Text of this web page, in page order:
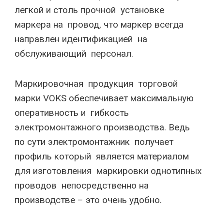
легкой и столь прочной установке
маркера на провод, что маркер всегда
направлен идентификацией на
обслуживающий персонал.
Маркировочная продукция торговой
марки VOKS обеспечивает максимальную
оперативность и гибкость
электромонтажного производства. Ведь
по сути электромонтажник получает
профиль который является материалом
для изготовления маркировки однотипных
проводов непосредственно на
производстве – это очень удобно.